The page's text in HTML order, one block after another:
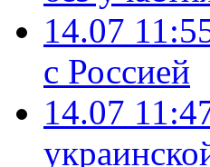
14.07
с Россией
14.07